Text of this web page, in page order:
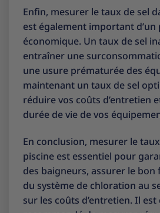
Enfin, mesurer le taux de sel
est également important d’un
économique. Un taux de sel
entraîner une
une usure prématurée des
maintenant un taux de sel
réduire vos coûts d’entretien
durée de vie de vos
En conclusion, mesurer le
piscine est essentiel pour
des baigneurs, assurer le
du système de chloration au
sur les coûts d’entretien. Il est